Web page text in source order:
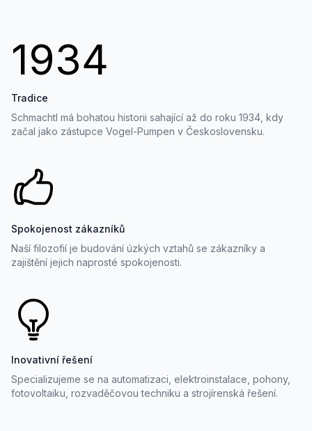
1934
Tradice
Schmachtl má bohatou historii sahající až do roku 1934, kdy
začal jako zástupce Vogel-Pumpen v Československu.
Spokojenost zákazníků
Naší filozofií je budování úzkých vztahů se zákazníky a
zajištění jejich naprosté spokojenosti.
Inovativní řešení
Specializujeme se na automatizaci, elektroinstalace, pohony,
fotovoltaiku, rozvaděčovou techniku a strojírenská řešení.